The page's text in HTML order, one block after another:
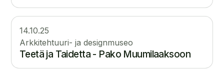
14.10.25
Arkkitehtuuri- ja designmuseo
Teetä ja Taidetta - Pako Muumilaaksoon